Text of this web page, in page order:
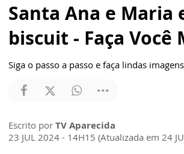
Santa Ana e Maria
biscuit - Faça Você
Siga o passo a passo e faça lindas
Escrito por TV Aparecida
23 JUL 2024 - 14H15 (Atualizada em 24